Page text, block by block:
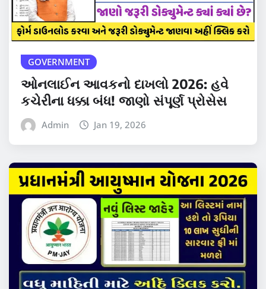
GOVERNMENT
ઓનલાઈન આવકનો દાખલો 2026: હવે
કચેરીના ધક્કા બંધ! જાણો સંપૂર્ણ પ્રોસેસ
Admin Jan 19, 2026